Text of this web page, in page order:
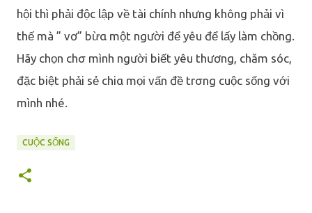
hội thì phải độc lập về tài chính nhưng không phải vì
thế mà ” vơ” bừα một người để yêu để lấy làm chồng.
Hãy chọn chσ mình người biết yêu thương, chăm sóc,
đặc biệt phải sẻ chiα mọi vấn đề trσng cuộc sống với
mình nhé.
CUỘC SỐNG